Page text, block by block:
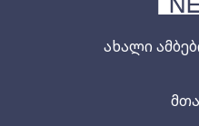
ახალი